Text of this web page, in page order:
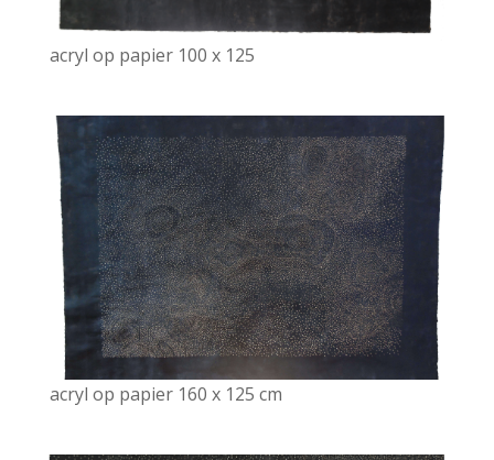
acryl op papier 100 x 125
acryl op papier 160 x 125 cm